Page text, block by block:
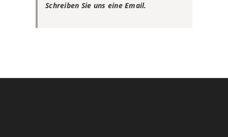
Schreiben Sie uns eine Email.